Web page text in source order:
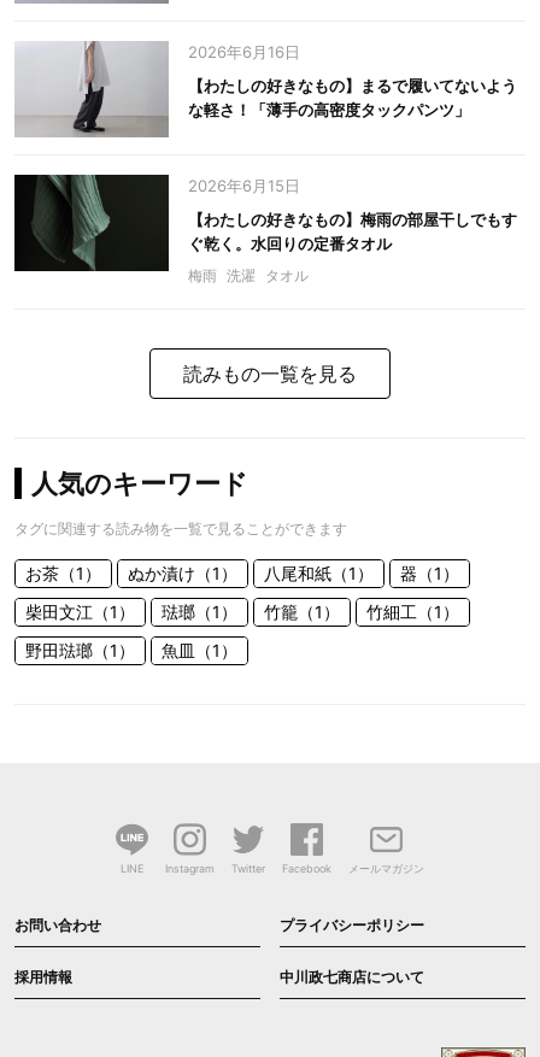
2026年6月16日
【わたしの好きなもの】まるで履いてないよう
な軽さ！「薄手の高密度タックパンツ」
2026年6月15日
【わたしの好きなもの】梅雨の部屋干しでもす
ぐ乾く。水回りの定番タオル
梅雨 洗濯 タオル
読みもの一覧を見る
人気のキーワード
タグに関連する読み物を一覧で見ることができます
お茶（1） ぬか漬け（1） 八尾和紙（1）
器（1）
柴田文江（1）
琺瑯（1） 竹籠（1）
竹細工（1）
野田琺瑯（1）
魚皿（1）
LINE Instagram Twitter Facebook メールマガジン
お問い合わせ プライバシーポリシー
採用情報 中川政七商店について